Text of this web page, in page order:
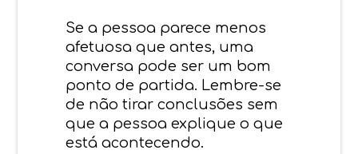
Se a pessoa parece menos
afetuosa que antes, uma
conversa pode ser um bom
ponto de partida. Lembre-se
de não tirar conclusões sem
que a pessoa explique o que
está acontecendo.